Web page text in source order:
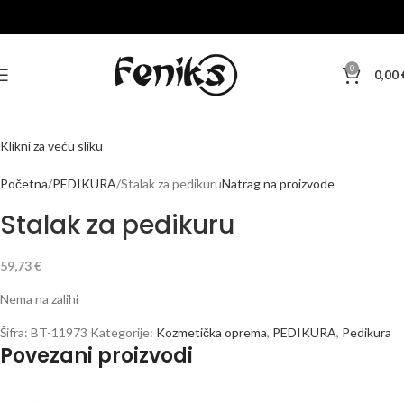
0 0,00
Klikni za veću sliku
Početna PEDIKURA Stalak za pedikuruNatrag na proizvode
Stalak za pedikuru
59,73€
Nema na zalihi
Šifra: BT-11973 Kategorije: Kozmetička oprema, PEDIKURA, Pedikura
Povezani proizvodi